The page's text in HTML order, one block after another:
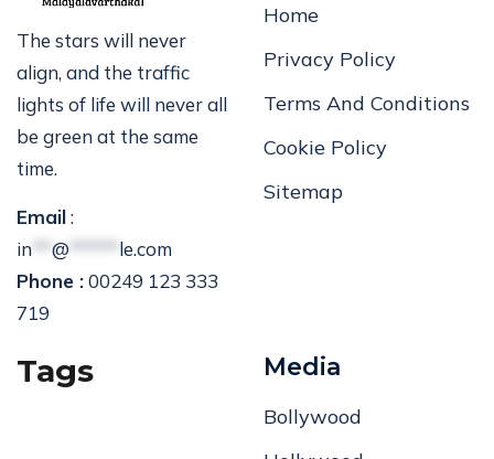
The stars will never
align, and the traffic
lights of life will never all
be green at the same
time.
Email:
in ** @ ***** le.com
Phone :00249 123 333
719
Home
Privacy Policy
Terms And Conditions
Cookie Policy
Sitemap
Tags Media
Bollywood